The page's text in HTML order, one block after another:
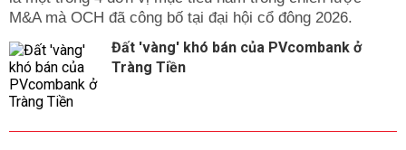
M&A mà OCH đã công bố tại đại hội cổ đông 2026.
Đất 'vàng' khó bán của PVcombank ở
Tràng Tiền